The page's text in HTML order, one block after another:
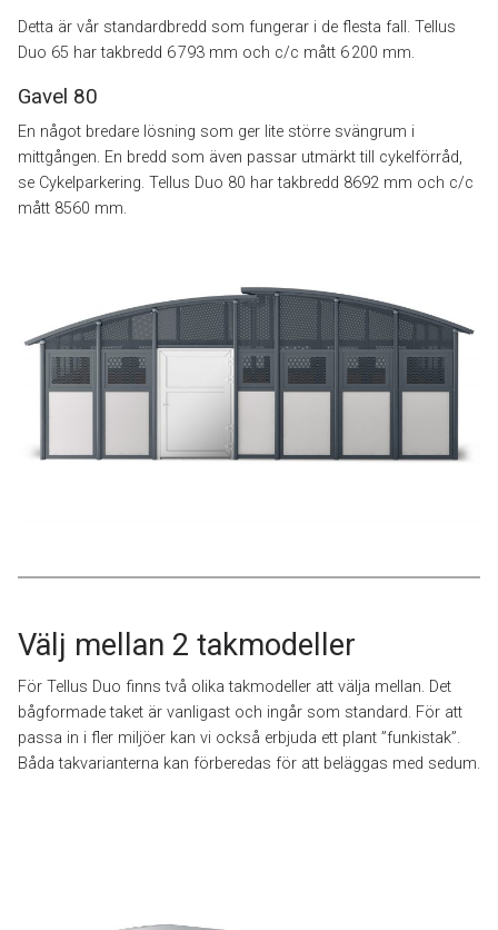
Detta är vår standardbredd som fungerar i de flesta fall. Tellus
Duo 65 har takbredd 6 793 mm och c/c mått 6 200 mm.
Gavel 80
En något bredare lösning som ger lite större svängrum i
mittgången. En bredd som även passar utmärkt till cykelförråd,
se Cykelparkering. Tellus Duo 80 har takbredd 8692 mm och c/c
mått 8560 mm.
Välj mellan 2 takmodeller
För Tellus Duo finns två olika takmodeller att välja mellan. Det
bågformade taket är vanligast och ingår som standard. För att
passa in i fler miljöer kan vi också erbjuda ett plant ”funkistak”.
Båda takvarianterna kan förberedas för att beläggas med sedum.